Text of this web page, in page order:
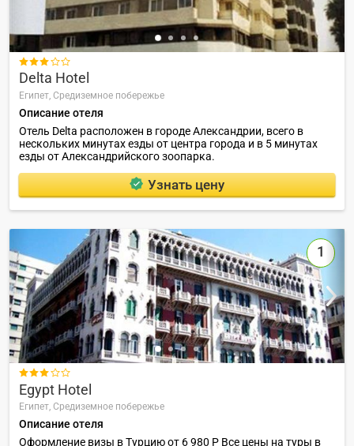

Delta Hotel
Египет, Средиземное побережье
Описание отеля
Отель Delta расположен в городе Александрии, всего в
нескольких минутах езды от центра города и в 5 минутах
езды от Александрийского зоопарка.
Узнать цену
1

Egypt Hotel
Египет, Средиземное побережье
Описание отеля
Оформление визы в Турцию от 6 980 Р Все цены на туры в